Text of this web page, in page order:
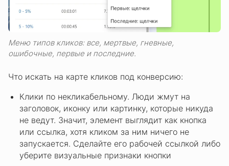
Меню типов кликов: все, мертвые, гневные,
ошибочные, первые и последние.
Что искать на карте кликов под конверсию:
Клики по некликабельному. Люди жмут на
заголовок, иконку или картинку, которые никуда
не ведут. Значит, элемент выглядит как кнопка
или ссылка, хотя кликом за ним ничего не
запускается. Сделайте его рабочей ссылкой либо
уберите визуальные признаки кнопки